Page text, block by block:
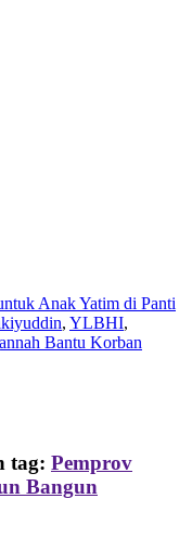
Anak Yatim di Panti
, YLBHI,
Bantu Korban
tag: Pemprov
Bangun